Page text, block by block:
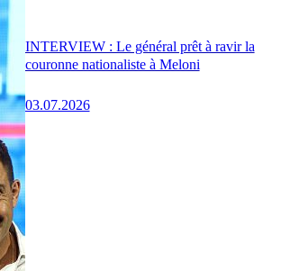
INTERVIEW : Le général prêt à ravir la
couronne nationaliste à Meloni
03.07.2026